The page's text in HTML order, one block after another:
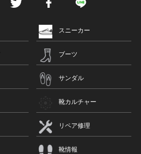
スニーカー
ブーツ
サンダル
靴カルチャー
リペア修理
靴情報